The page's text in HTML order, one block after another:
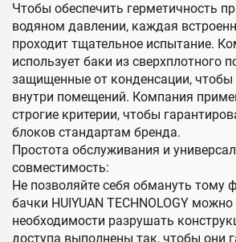
Чтобы обеспечить герметичность
водяном давлении, каждая
проходит тщательное испытание.
использует баки из сверхплотного
защищенные от конденсации, чтобы
внутри помещений. Компания
строгие критерии, чтобы
блоков стандартам бренда.
Простота обслуживания и
совместимость:
Не позволяйте себя обмануть тому
бачки HUIYUAN TECHNOLOGY
необходимости разрушать
доступа выполнены так, чтобы они